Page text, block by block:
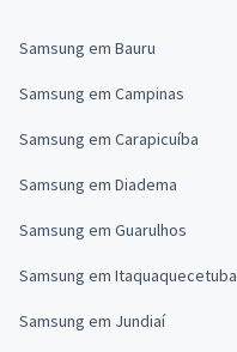
Samsung em Bauru
Samsung em Campinas
Samsung em Carapicuíba
Samsung em Diadema
Samsung em Guarulhos
Samsung em Itaquaquecetuba
Samsung em Jundiaí